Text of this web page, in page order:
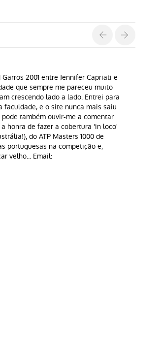
2001 entre Jennifer Capriati e
que sempre me pareceu muito
crescendo lado a lado. Entrei para
faculdade, e o site nunca mais saiu
também ouvir-me a comentar
honra de fazer a cobertura 'in loco'
do ATP Masters 1000 de
portuguesas na competição e,
velho... Email: